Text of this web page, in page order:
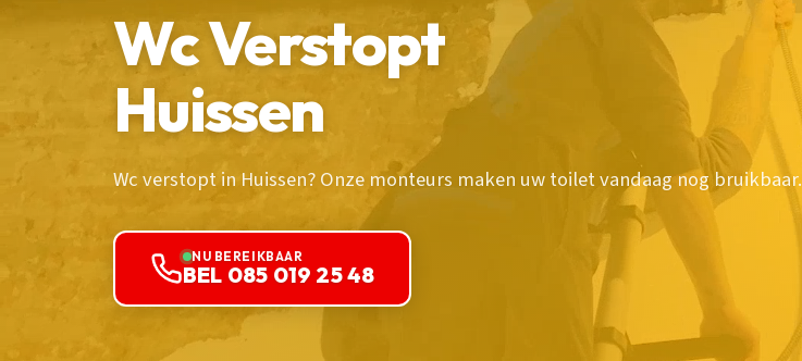
Wc Verstopt
Huissen
Wc verstopt in Huissen? Onze monteurs maken uw toilet vandaag nog bruikbaar.
NU BEREIKBAAR
BEL 085 019 25 48